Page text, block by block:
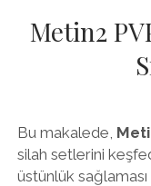
Metin2
Bu makalede,
silah setlerini
üstünlük